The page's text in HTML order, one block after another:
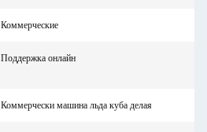
Коммерческие
Поддержка онлайн
Коммерчески машина льда куба делая